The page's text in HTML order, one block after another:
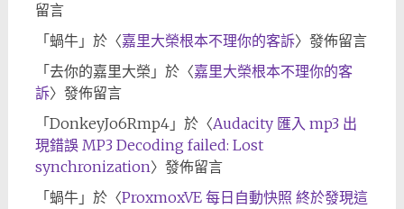
留言
「 蝸牛」於〈嘉里大榮根本不理你的客訴〉發佈留言
「 去你的嘉里大榮 」於〈嘉里大榮根本不理你的客
訴〉發佈留言
「 DonkeyJo6Rmp4」於〈Audacity 匯入 mp3 出
現錯誤 MP3 Decoding failed: Lost
synchronization〉發佈留言
「 蝸牛」於〈ProxmoxVE 每日自動快照 終於發現這